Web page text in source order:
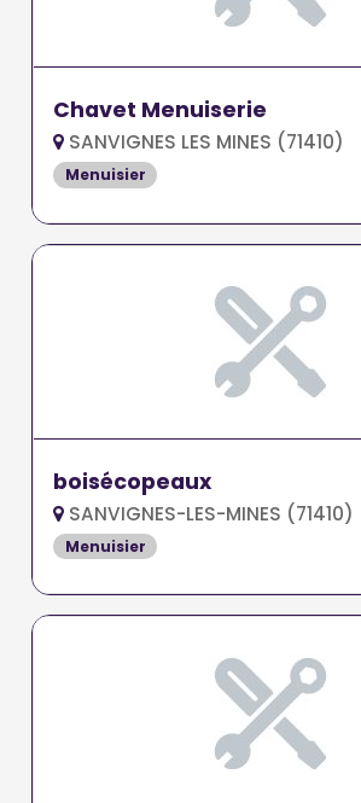
Chavet Menuiserie
SANVIGNES LES MINES (71410)
Menuisier
boisécopeaux
SANVIGNES-LES-MINES (71410)
Menuisier